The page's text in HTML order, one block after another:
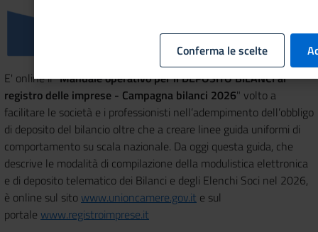
E' online il "Manuale operativo per il DEPOSITO BILANCI al
registro delle imprese - Campagna bilanci 2026" volto a
facilitare le società e i professionisti nell’adempimento dell’obbligo
di deposito del bilancio oltre che a creare linee guida uniformi di
comportamento su scala nazionale. Da oggi questa guida, che
descrive le modalità di compilazione della modulistica elettronica
e di deposito telematico dei Bilanci e degli Elenchi Soci nel 2026,
è online sul sito www.unioncamere.gov.it e sul
portale www.registroimprese.it
Conferma le scelte